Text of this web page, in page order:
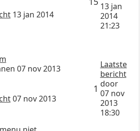
13 jan 2014
13 jan
2014
21:23
07 nov 2013
07 nov 2013
1
Laatste
bericht
door
07 nov
2013
18:30